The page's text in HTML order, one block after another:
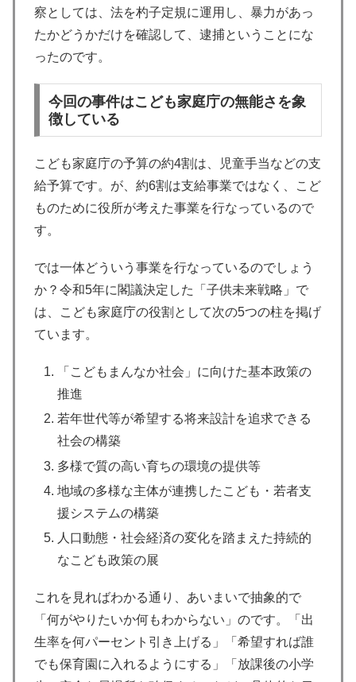
察としては、法を杓子定規に運用し、暴力があっ
たかどうかだけを確認して、逮捕ということにな
ったのです。
今回の事件はこども家庭庁の無能さを象
徴している
こども家庭庁の予算の約4割は、児童手当などの支
給予算です。が、約6割は支給事業ではなく、こど
ものために役所が考えた事業を行なっているので
す。
では一体どういう事業を行なっているのでしょう
か？令和5年に閣議決定した「子供未来戦略」で
は、こども家庭庁の役割として次の5つの柱を掲げ
ています。
「こどもまんなか社会」に向けた基本政策の
推進
若年世代等が希望する将来設計を追求できる
社会の構築
多様で質の高い育ちの環境の提供等
地域の多様な主体が連携したこども・若者支
援システムの構築
人口動態・社会経済の変化を踏まえた持続的
なこども政策の展
これを見ればわかる通り、あいまいで抽象的で
「何がやりたいか何もわからない」のです。「出
生率を何パーセント引き上げる」「希望すれば誰
でも保育園に入れるようにする」「放課後の小学